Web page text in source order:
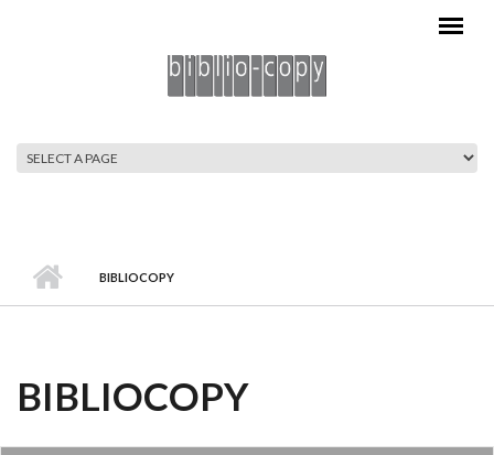
BIBLIOCOPY
BIBLIOCOPY